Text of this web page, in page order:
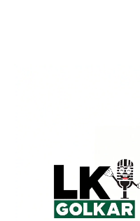
“Saya katakan kalau untuk
penyesuaian harga. Tahap
dilakukan seperti sekarang.
penyesuaian. Kalau harganya
harganya naik terus, ya
Karena kan bisa kita jamin,
Ia juga menjelaskan dinamika
campuran seperti B40, yang
persen minyak nabati.
juga dipengaruhi oleh
pembentuknya.